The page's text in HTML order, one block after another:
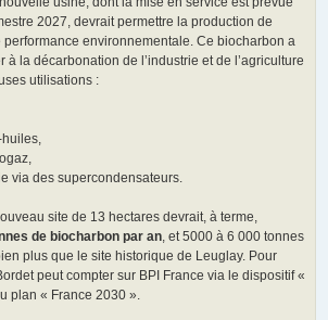
2027, devrait permettre la production de
performance environnementale. Ce biocharbon a
à la décarbonation de l’industrie et de l’agriculture
utilisations :
via des supercondensateurs.
site de 13 hectares devrait, à terme,
de biocharbon par an, et 5000 à 6 000 tonnes
plus que le site historique de Leuglay. Pour
peut compter sur BPI France via le dispositif «
plan « France 2030 ».